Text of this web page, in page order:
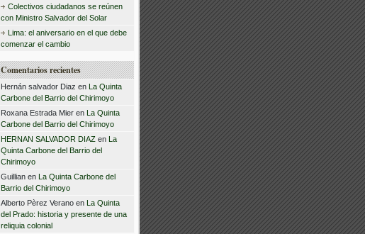
Colectivos ciudadanos se reúnen
con Ministro Salvador del Solar
Lima: el aniversario en el que debe
comenzar el cambio
Comentarios recientes
Hernán salvador Diaz en La Quinta
Carbone del Barrio del Chirimoyo
Roxana Estrada Mier en La Quinta
Carbone del Barrio del Chirimoyo
HERNAN SALVADOR DIAZ en La
Quinta Carbone del Barrio del
Chirimoyo
Guillian en La Quinta Carbone del
Barrio del Chirimoyo
Alberto Pèrez Verano en La Quinta
del Prado: historia y presente de una
reliquia colonial